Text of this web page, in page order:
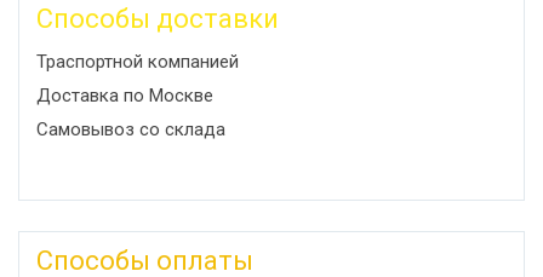
Способы доставки
Траспортной компанией
Доставка по Москве
Самовывоз со склада
Способы оплаты